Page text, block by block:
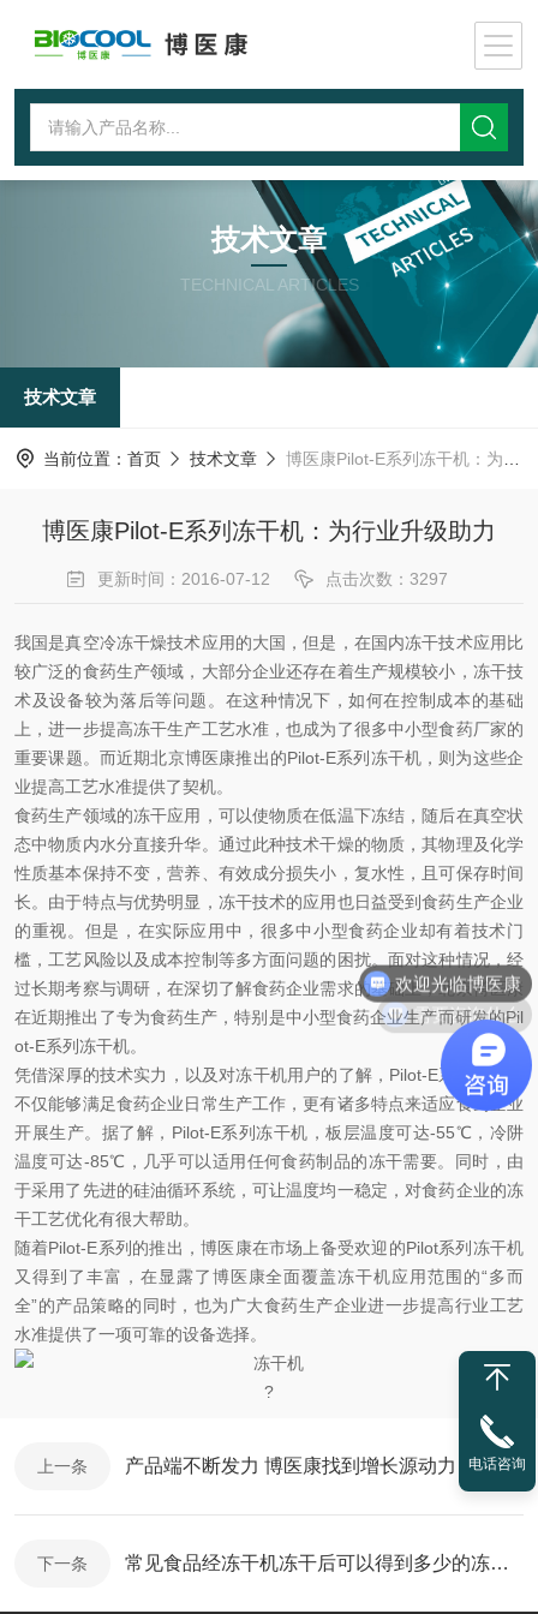
技术文章
TECHNICAL ARTICLES
技术文章
当前位置： 首页 技术文章 博医康Pilot-E系列冻干机：为行业升级助力
博医康Pilot-E系列冻干机：为行业升级助力
更新时间：2016-07-12 点击次数：3297
我国是真空冷冻干燥技术应用的大国，但是，在国内冻干技术应用比
较广泛的食药生产领域，大部分企业还存在着生产规模较小，冻干技
术及设备较为落后等问题。在这种情况下，如何在控制成本的基础
上，进一步提高冻干生产工艺水准，也成为了很多中小型食药厂家的
重要课题。而近期北京博医康推出的Pilot-E系列冻干机，则为这些企
业提高工艺水准提供了契机。
食药生产领域的冻干应用，可以使物质在低温下冻结，随后在真空状
态中物质内水分直接升华。通过此种技术干燥的物质，其物理及化学
性质基本保持不变，营养、有效成分损失小，复水性，且可保存时间
长。由于特点与优势明显，冻干技术的应用也日益受到食药生产企业
的重视。但是，在实际应用中，很多中小型食药企业却有着技术门
槛，工艺风险以及成本控制等多方面问题的困扰。面对这种情况，经
过长期考察与调研，在深切了解食药企业需求的基础上，北京博医康
在近期推出了专为食药生产，特别是中小型食药企业生产而研发的Pil
ot-E系列冻干机。
凭借深厚的技术实力，以及对冻干机用户的了解，Pilot-E系列冻干机
不仅能够满足食药企业日常生产工作，更有诸多特点来适应食药企业
开展生产。据了解，Pilot-E系列冻干机，板层温度可达-55℃，冷阱
温度可达-85℃，几乎可以适用任何食药制品的冻干需要。同时，由
于采用了先进的硅油循环系统，可让温度均一稳定，对食药企业的冻
干工艺优化有很大帮助。
随着Pilot-E系列的推出，博医康在市场上备受欢迎的Pilot系列冻干机
又得到了丰富，在显露了博医康全面覆盖冻干机应用范围的“多而
全”的产品策略的同时，也为广大食药生产企业进一步提高行业工艺
水准提供了一项可靠的设备选择。
?
上一条 产品端不断发力 博医康找到增长源动力
下一条 常见食品经冻干机冻干后可以得到多少的冻干食品
电话咨询
欢迎光临博医康
需要咨询什么